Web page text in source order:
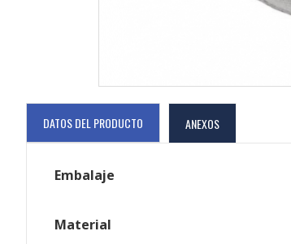
DATOS DEL PRODUCTO ANEXOS
Embalaje
Material